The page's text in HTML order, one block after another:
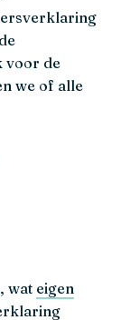
voor de
we of alle
wat eigen